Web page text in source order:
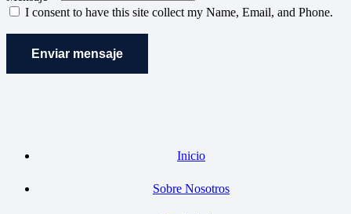
I consent to have this site collect my Name, Email, and Phone.
Enviar mensaje
Inicio
Sobre Nosotros